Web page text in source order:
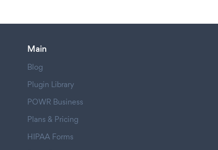
Main
Blog
Plugin Library
POWR Business
Plans & Pricing
HIPAA Forms